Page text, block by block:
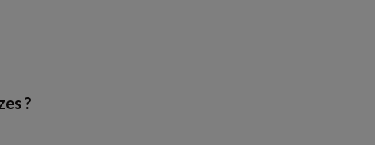
?